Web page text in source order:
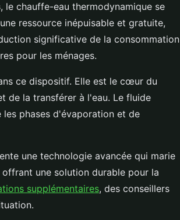
, le chauffe-eau thermodynamique se
ressource inépuisable et gratuite,
significative de la consommation
pour les ménages.
ce dispositif. Elle est le cœur du
de la transférer à l'eau. Le fluide
phases d'évaporation et de
une technologie avancée qui marie
une solution durable pour la
supplémentaires, des conseillers